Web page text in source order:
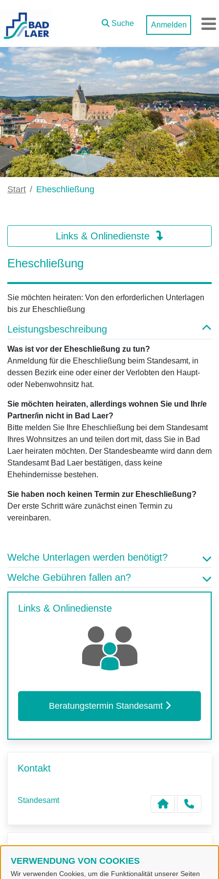
VERWENDUNG VON COOKIES
Wir verwenden Cookies, um die Funktionalität unserer Seiten
Suche Anmelden
Start Eheschließung
Links & Onlinedienste
Eheschließung
Sie möchten heiraten: Von den erforderlichen Unterlagen
bis zur Eheschließung
Leistungsbeschreibung
Was ist vor der Eheschließung zu tun?
Anmeldung für die Eheschließung beim Standesamt, in
dessen Bezirk eine oder einer der Verlobten den Haupt-
oder Nebenwohnsitz hat.
Sie möchten heiraten, allerdings wohnen Sie und Ihr/e
Partner/in nicht in Bad Laer?
Bitte melden Sie Ihre Eheschließung bei dem Standesamt
Ihres Wohnsitzes an und teilen dort mit, dass Sie in Bad
Laer heiraten möchten. Der Standesbeamte wird dann dem
Standesamt Bad Laer bestätigen, dass keine
Ehehindernisse bestehen.
Sie haben noch keinen Termin zur Eheschließung?
Der erste Schritt wäre zunächst einen Termin zu
vereinbaren.
Welche Unterlagen werden benötigt?
Welche Gebühren fallen an?
Links & Onlinedienste
Beratungstermin Standesamt
Kontakt
Standesamt
Kontaktpersonen
Sachbearbeiter/in